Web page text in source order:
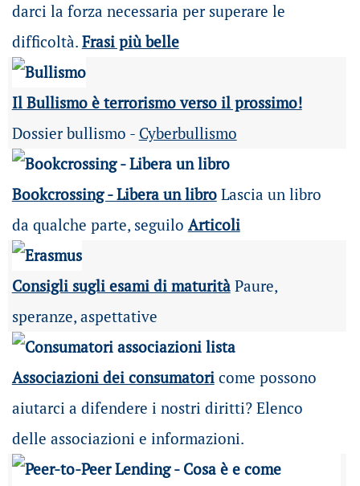
darci la forza necessaria per superare le
difficoltà. Frasi più belle
Il Bullismo è terrorismo verso il prossimo!
Dossier bullismo - Cyberbullismo
Bookcrossing - Libera un libroLascia un libro
da qualche parte, seguilo Articoli
Consigli sugli esami di maturità Paure,
speranze, aspettative
Associazioni dei consumatoricome possono
aiutarci a difendere i nostri diritti? Elenco
delle associazioni e informazioni.